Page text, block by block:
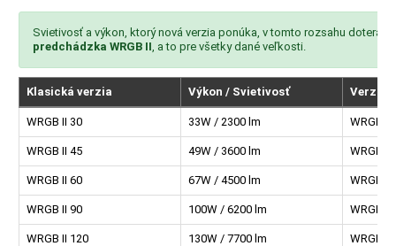
Svietivosť a výkon, ktorý nová verzia ponúka, v tomto rozsahu doteraz
predchádzka WRGB II , a to pre všetky dané veľkosti.
Klasická verzia Výkon / Svietivosť Verzia
WRGB II 30 33W / 2300 lm WRGB II
WRGB II 45 49W / 3600 lm WRGB II
WRGB II 60 67W / 4500 lm WRGB II
WRGB II 90 100W / 6200 lm WRGB II
WRGB II 120 130W / 7700 lm WRGB II